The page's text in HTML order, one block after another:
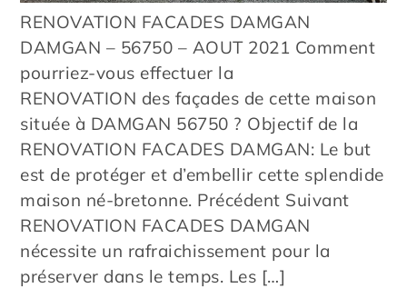
RENOVATION FACADES DAMGAN
DAMGAN – 56750 – AOUT 2021 Comment
pourriez-vous effectuer la
RENOVATION des façades de cette maison
située à DAMGAN 56750 ? Objectif de la
RENOVATION FACADES DAMGAN: Le but
est de protéger et d’embellir cette splendide
maison né-bretonne. Précédent Suivant
RENOVATION FACADES DAMGAN
nécessite un rafraichissement pour la
préserver dans le temps. Les […]